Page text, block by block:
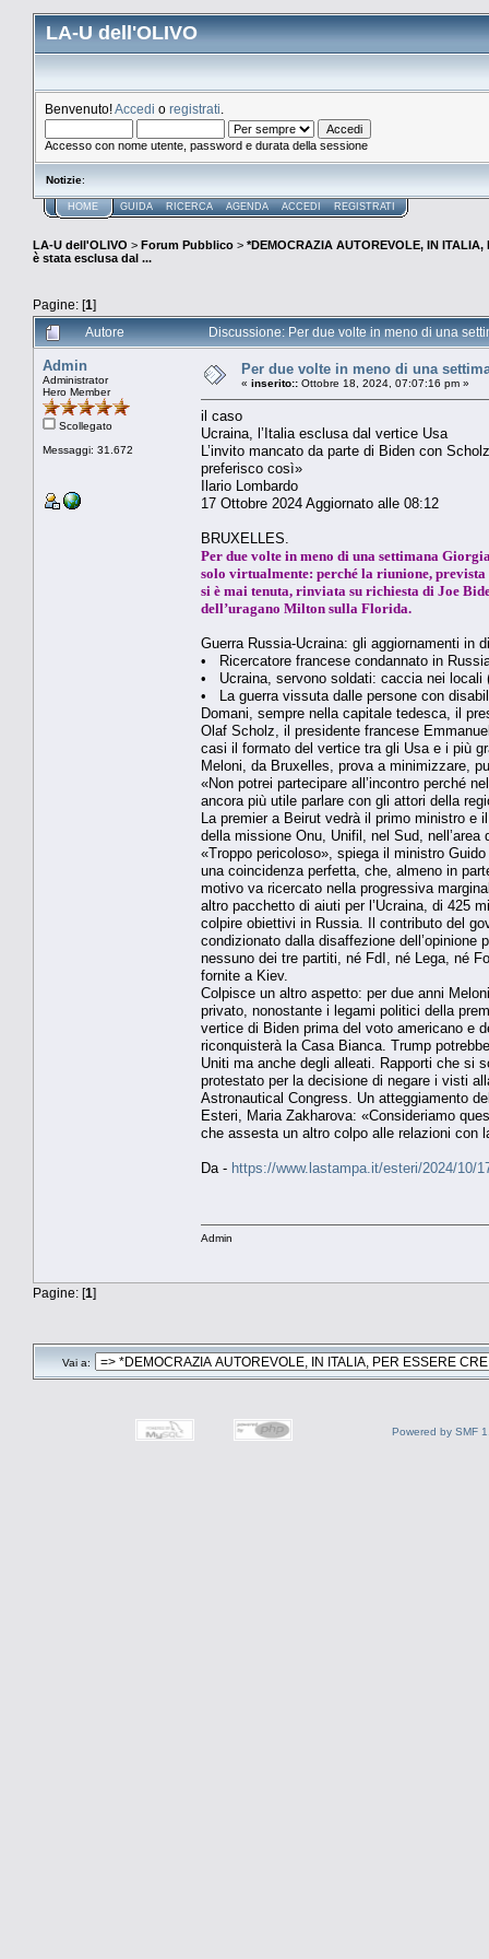
LA-U dell'OLIVO
Benvenuto!Accedi o registrati
Accesso con nome utente, password e durata della sessione
Notizie:
HOME GUIDA RICERCA AGENDA ACCEDI REGISTRATI
LA-U dell'OLIVO > Forum Pubblico > *DEMOCRAZIA AUTOREVOLE, IN ITALIA,
è stata esclusa dal ...
Pagine: [1]
Autore
Discussione: Per due volte in meno di una
Admin
Administrator
Hero Member
Scollegato
Messaggi: 31.672
Per due volte in meno di una
« inserito:: Ottobre 18, 2024, 07:07:16 pm »
il caso
Ucraina, l’Italia esclusa dal vertice Usa
L’invito mancato da parte di Biden con
preferisco così»
Ilario Lombardo
17 Ottobre 2024 Aggiornato alle 08:12
BRUXELLES.
Per due volte in meno di una settimana
solo virtualmente: perché la riunione,
si è mai tenuta, rinviata su richiesta di Joe
dell’uragano Milton sulla Florida.
Guerra Russia-Ucraina: gli aggiornamenti in
• Ricercatore francese condannato in
• Ucraina, servono soldati: caccia nei locali
• La guerra vissuta dalle persone con
Domani, sempre nella capitale tedesca, il
Olaf Scholz, il presidente francese
casi il formato del vertice tra gli Usa e i più
Meloni, da Bruxelles, prova a minimizzare,
«Non potrei partecipare all’incontro perché
ancora più utile parlare con gli attori della
La premier a Beirut vedrà il primo ministro e
della missione Onu, Unifil, nel Sud,
«Troppo pericoloso», spiega il ministro
una coincidenza perfetta, che, almeno in
motivo va ricercato nella progressiva
altro pacchetto di aiuti per l’Ucraina, di 425
colpire obiettivi in Russia. Il contributo del
condizionato dalla disaffezione
nessuno dei tre partiti, né FdI, né Lega, né
fornite a Kiev.
Colpisce un altro aspetto: per due anni
privato, nonostante i legami politici della
vertice di Biden prima del voto americano e
riconquisterà la Casa Bianca. Trump
Uniti ma anche degli alleati. Rapporti che si
protestato per la decisione di negare i visti
Astronautical Congress. Un atteggiamento
Esteri, Maria Zakharova: «Consideriamo
che assesta un altro colpo alle relazioni con
Da - https://www.lastampa.it/esteri/2024/10/
Admin
Pagine: [1]
Vai a:
Powered by SMF